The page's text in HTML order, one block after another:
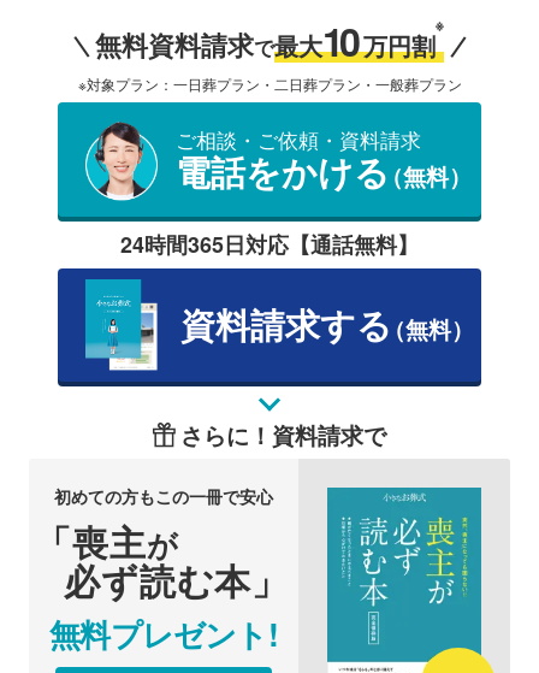
無料資料請求で最大10万円割
※
※対象プラン：一日葬プラン・二日葬プラン・一般葬プラン
ご相談・ご依頼・資料請求
電話をかける（無料）
24時間365日対応【通話無料】
資料請求する（無料）
さらに！資料請求で
初めての方もこの一冊で安心
「喪主が
必ず読む本」
無料プレゼント!